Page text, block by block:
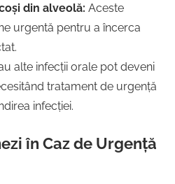
din alveolă: Aceste
urgentă pentru a încerca
alte infecții orale pot deveni
tratament de urgență
infecției.
în Caz de Urgență